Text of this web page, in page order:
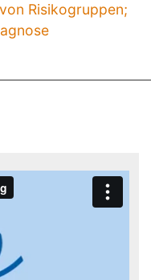
Risikogruppen;